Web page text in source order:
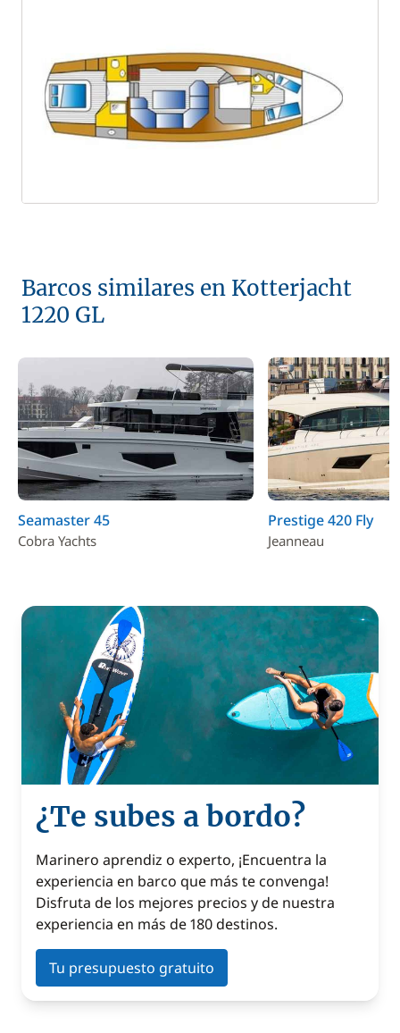
Barcos similares en Kotterjacht
1220 GL
Seamaster 45
Cobra Yachts
Prestige 420 Fly
Jeanneau
¿Te subes a bordo?
Marinero aprendiz o experto, ¡Encuentra la
experiencia en barco que más te convenga!
Disfruta de los mejores precios y de nuestra
experiencia en más de 180 destinos.
Tu presupuesto gratuito